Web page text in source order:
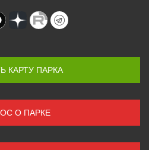
КАРТУ ПАРКА
О ПАРКЕ